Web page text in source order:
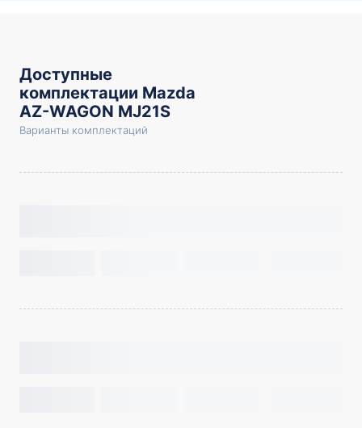
Доступные
комплектации Mazda
AZ-WAGON MJ21S
Варианты комплектаций